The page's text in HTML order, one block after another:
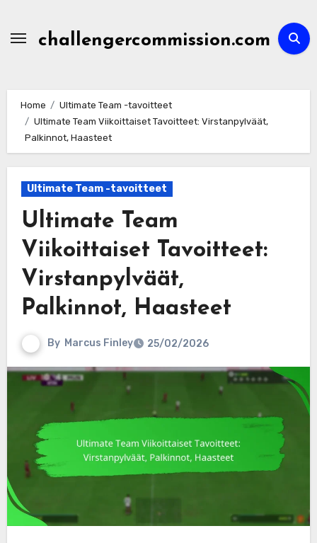
contentchallengercommission.com
Home
Ultimate Team -tavoitteet
Ultimate Team Viikoittaiset Tavoitteet: Virstanpylväät,
Palkinnot, Haasteet
Ultimate Team -tavoitteet
Ultimate Team
Viikoittaiset Tavoitteet:
Virstanpylväät,
Palkinnot, Haasteet
By Marcus Finley 25/02/2026